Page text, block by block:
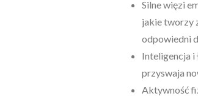
Silne więzi
jakie tworzy
odpowiedni
Inteligencja i
przyswaja
Aktywność